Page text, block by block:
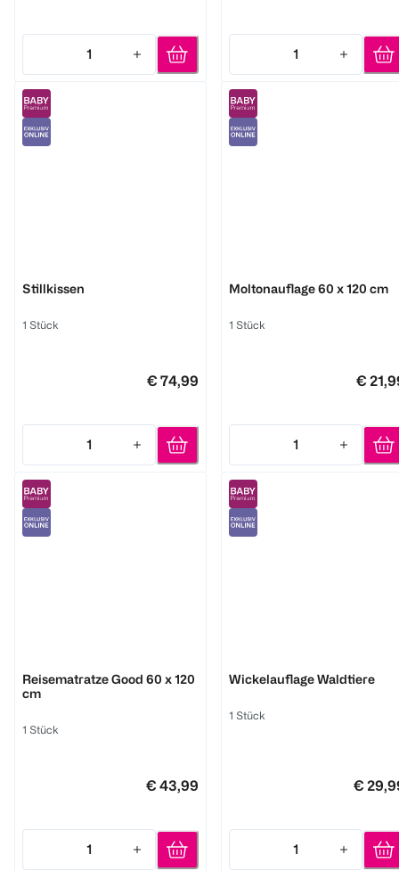
1
Quantity: 1
1
Quantity: 1
Stillkissen
1 Stück
€ 74,99
1
Quantity: 1
Moltonauflage 60 x 120 cm
1 Stück
€
1
Quantity: 1
Reisematratze Good 60 x 120
cm
1 Stück
€ 43,99
1
Quantity: 1
Wickelauflage Waldtiere
1 Stück
€
1
Quantity: 1